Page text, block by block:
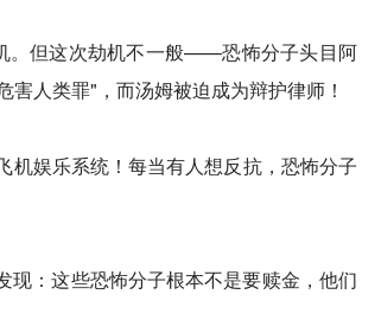
。但这次劫机不一般——恐怖分子头目阿
人类罪"，而汤姆被迫成为辩护律师！
娱乐系统！每当有人想反抗，恐怖分子
：这些恐怖分子根本不是要赎金，他们